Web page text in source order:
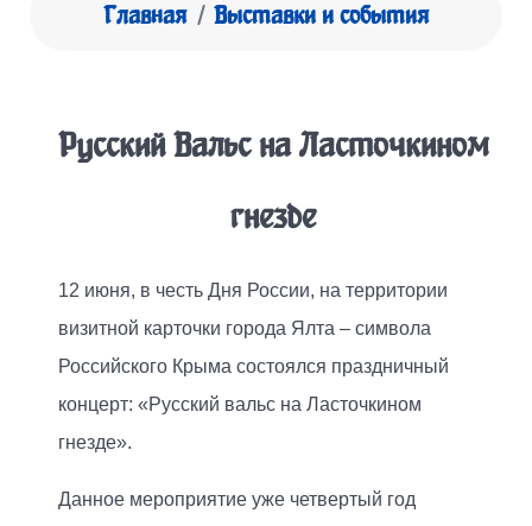
Главная Выставки и события
Русский Вальс на Ласточкином
гнезде
12 июня, в честь Дня России, на территории
визитной карточки города Ялта – символа
Российского Крыма состоялся праздничный
концерт: «Русский вальс на Ласточкином
гнезде».
Данное мероприятие уже четвертый год